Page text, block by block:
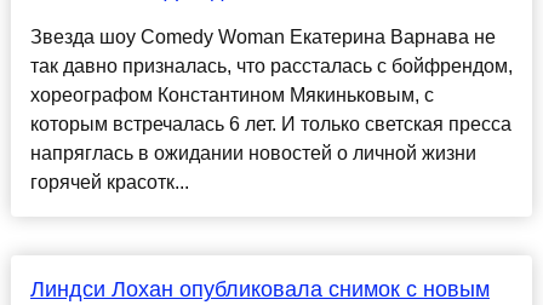
Звезда шоу Comedy Woman Екатерина Варнава не
так давно призналась, что рассталась с бойфрендом,
хореографом Константином Мякиньковым, с
которым встречалась 6 лет. И только светская пресса
напряглась в ожидании новостей о личной жизни
горячей красотк...
Линдси Лохан опубликовала снимок с новым